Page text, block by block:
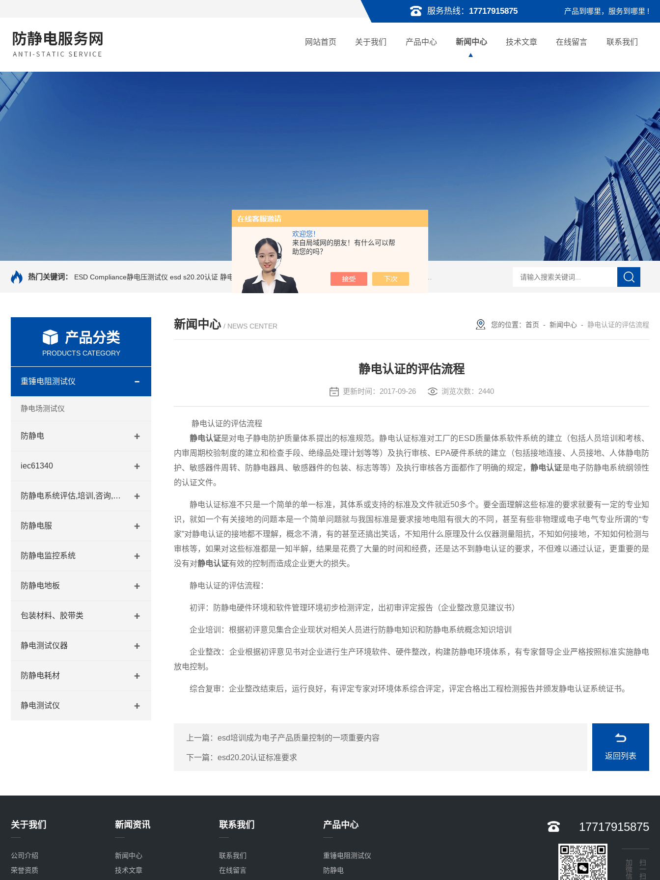
欢迎您！
来自局域网的朋友！有什么可以帮
助您的吗？
服务热线： 17717915875 产品到哪里，服务到哪里 !
网站首页 关于我们 产品中心 新闻中心 技术文章 在线留言 联系我们
热门关键词： ESD Compliance静电压测试仪 esd s20.20认证 静电防护培训 esd诊断 esd20.20 静电咨询 esd咨询 Efm022 IEC61340-5-1iec61340 认证 ESD知识培训 ESD20.20认证
产品分类
PRODUCTS CATEGORY
重锤电阻测试仪
静电场测试仪
防静电
iec61340
防静电系统评估,培训,咨询,认证
防静电服
防静电监控系统
防静电地板
包装材料、胶带类
静电测试仪器
防静电耗材
静电测试仪
新闻中心 / NEWS CENTER 您的位置： 首页 - 新闻中心 - 静电认证的评估流程
静电认证的评估流程
更新时间：2017-09-26 浏览次数：2440
静电认证的评估流程
静电认证是对电子静电防护质量体系提出的标准规范。静电认证标准对工厂的ESD质量体系软件系统的建立（包括人员培训和考核、
内审周期校验制度的建立和检查手段、绝缘品处理计划等等）及执行审核、EPA硬件系统的建立（包括接地连接、人员接地、人体静电防
护、敏感器件周转、防静电器具、敏感器件的包装、标志等等）及执行审核各方面都作了明确的规定， 静电认证是电子防静电系统纲领性
的认证文件。
静电认证标准不只是一个简单的单一标准，其体系或支持的标准及文件就近50多个。要全面理解这些标准的要求就要有一定的专业知
识，就如一个有关接地的问题本是一个简单问题就与我国标准是要求接地电阻有很大的不同，甚至有些非物理或电子电气专业所谓的“专
家”对静电认证的接地都不理解，概念不清，有的甚至还搞出笑话，不知用什么原理及什么仪器测量阻抗，不知如何接地，不知如何检测与
审核等，如果对这些标准都是一知半解，结果是花费了大量的时间和经费，还是达不到静电认证的要求，不但难以通过认证，更重要的是
没有对静电认证有效的控制而造成企业更大的损失。
静电认证的评估流程：
初评：防静电硬件环境和软件管理环境初步检测评定，出初审评定报告（企业整改意见建议书）
企业培训：根据初评意见集合企业现状对相关人员进行防静电知识和防静电系统概念知识培训
企业整改：企业根据初评意见书对企业进行生产环境软件、硬件整改，构建防静电环境体系，有专家督导企业严格按照标准实施静电
放电控制。
综合复审：企业整改结束后，运行良好，有评定专家对环境体系综合评定，评定合格出工程检测报告并颁发静电认证系统证书。
上一篇： esd培训成为电子产品质量控制的一项重要内容
下一篇： esd20.20认证标准要求 返回列表
关于我们
公司介绍
荣誉资质
新闻资讯
新闻中心
技术文章
联系我们
联系我们
在线留言
产品中心
重锤电阻测试仪
防静电
17717915875
扫一扫
加微信